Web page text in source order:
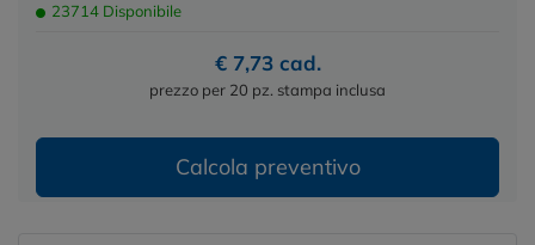
23714 Disponibile
€ 7,73 cad.
prezzo per 20 pz. stampa inclusa
Calcola preventivo